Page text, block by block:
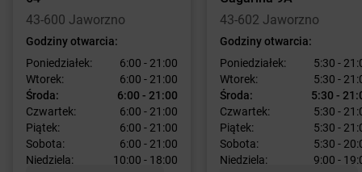
43-600 Jaworzno
Godziny otwarcia:
Poniedziałek:
6:00 - 21:00
Wtorek:
6:00 - 21:00
Środa:
6:00 - 21:00
Czwartek:
6:00 - 21:00
Piątek:
6:00 - 21:00
Sobota:
6:00 - 21:00
Niedziela:
10:00 - 18:00
43-602 Jaworzno
Godziny otwarcia:
Poniedziałek:
5:30 -
Wtorek:
5:30 -
Środa:
5:30 -
Czwartek:
5:30 -
Piątek:
5:30 -
Sobota:
5:30 -
Niedziela:
9:00 -